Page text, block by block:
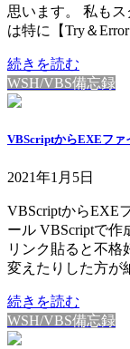
思います。 私も
は特に【Try＆
続きを読む
WSH/VBS備忘録
VBScriptからEXEファ
2021年1月5日
VBScriptからEXE
ール VBScriptで
リンク貼ると不格
変えたりした方
続きを読む
WSH/VBS備忘録